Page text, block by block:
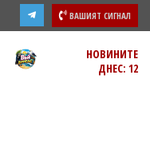
ВАШИЯТ СИГНАЛ
НОВИНИТЕ
ДНЕС: 12